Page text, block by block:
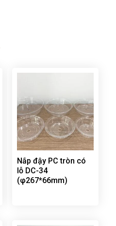
Nắp đậy PC tròn có
lỗ DC-34
(φ267*66mm)